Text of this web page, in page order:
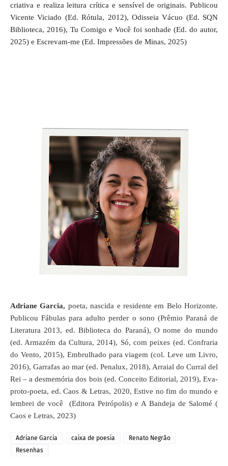
criativa e realiza leitura crítica e sensível de originais. Publicou
Vicente Viciado (Ed. Rótula, 2012), Odisseia Vácuo (Ed. SQN
Biblioteca, 2016), Tu Comigo e Você foi sonhade (Ed. do autor,
2025) e Escrevam-me (Ed. Impressões de Minas, 2025)
Adriane Garcia, poeta, nascida e residente em Belo Horizonte.
Publicou Fábulas para adulto perder o sono (Prêmio Paraná de
Literatura 2013, ed. Biblioteca do Paraná), O nome do mundo
(ed. Armazém da Cultura, 2014), Só, com peixes (ed. Confraria
do Vento, 2015), Embrulhado para viagem (col. Leve um Livro,
2016), Garrafas ao mar (ed. Penalux, 2018), Arraial do Curral del
Rei – a desmemória dos bois (ed. Conceito Editorial, 2019), Eva-
proto-poeta, ed. Caos & Letras, 2020, Estive no fim do mundo e
lembrei de você (Editora Peirópolis) e A Bandeja de Salomé (
Caos e Letras, 2023)
Adriane Garcia caixa de poesia
Renato Negrão
Resenhas